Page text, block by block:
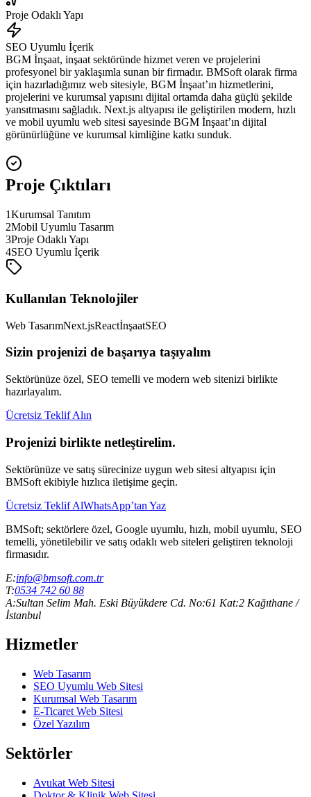
Proje Odaklı Yapı
SEO Uyumlu İçerik
BGM İnşaat, inşaat sektöründe hizmet veren ve projelerini
profesyonel bir yaklaşımla sunan bir firmadır. BMSoft olarak firma
için hazırladığımız web sitesiyle, BGM İnşaat’ın hizmetlerini,
projelerini ve kurumsal yapısını dijital ortamda daha güçlü şekilde
yansıtmasını sağladık. Next.js altyapısı ile geliştirilen modern, hızlı
ve mobil uyumlu web sitesi sayesinde BGM İnşaat’ın dijital
görünürlüğüne ve kurumsal kimliğine katkı sunduk.
Proje Çıktıları
1Kurumsal Tanıtım
2Mobil Uyumlu Tasarım
3Proje Odaklı Yapı
4SEO Uyumlu İçerik
Kullanılan Teknolojiler
Web TasarımNext.jsReactİnşaatSEO
Sizin projenizi de başarıya taşıyalım
Sektörünüze özel, SEO temelli ve modern web sitenizi birlikte
hazırlayalım.
Ücretsiz Teklif Alın
Projenizi birlikte netleştirelim.
Sektörünüze ve satış sürecinize uygun web sitesi altyapısı için
BMSoft ekibiyle hızlıca iletişime geçin.
Ücretsiz Teklif AlWhatsApp’tan Yaz
BMSoft; sektörlere özel, Google uyumlu, hızlı, mobil uyumlu, SEO
temelli, yönetilebilir ve satış odaklı web siteleri geliştiren teknoloji
firmasıdır.
E:info@bmsoft.com.tr
T:0534 742 60 88
A:Sultan Selim Mah. Eski Büyükdere Cd. No:61 Kat:2 Kağıthane /
İstanbul
Hizmetler
Web Tasarım
SEO Uyumlu Web Sitesi
Kurumsal Web Tasarım
E-Ticaret Web Sitesi
Özel Yazılım
Sektörler
Avukat Web Sitesi